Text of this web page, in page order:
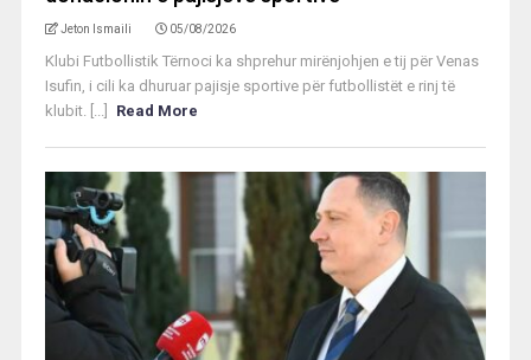
Jeton Ismaili 05/08/2026
Klubi Futbollistik Tërnoci ka shprehur mirënjohjen e tij për Venas
Isufin, i cili ka dhuruar pajisje sportive për futbollistët e rinj të
klubit. [...]
Read More